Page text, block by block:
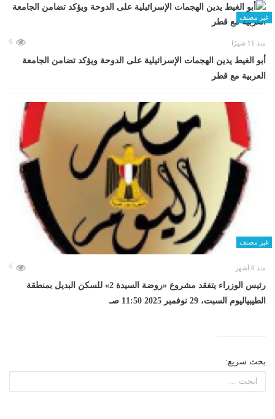
غير مصنف
منذ 11 شهرًا 0
أبو الغيط يدين الهجمات الإسرائيلية على الدوحة ويؤكد تضامن الجامعة
العربية مع قطر
غير مصنف
منذ 8 أشهر 0
رئيس الوزراء يتفقد مشروع «روضة السيدة 2» للسكن البديل بمنطقة
الطيبياليوم السبت، 29 نوفمبر 2025 11:50 صـ
بحث سريع: